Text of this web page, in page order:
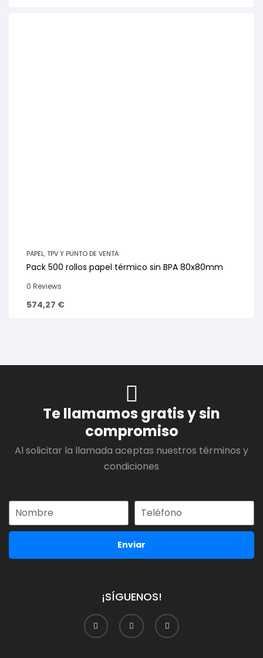
PAPEL,TPV Y PUNTO DE VENTA
Pack 500 rollos papel térmico sin BPA 80x80mm
0 Reviews
574,27 €
Te llamamos gratis y sin
compromiso
Al solicitar la llamada aceptas nuestros términos y
condiciones
Enviar
¡SÍGUENOS!